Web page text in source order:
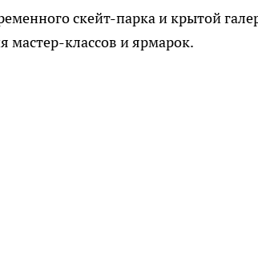
скейт-парка и крытой
мастер-классов и ярмарок.